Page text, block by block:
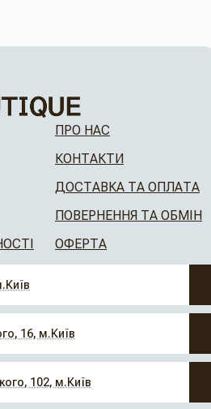
ПРО НАС
КОНТАКТИ
ДОСТАВКА ТА ОПЛАТА
ПОВЕРНЕННЯ ТА ОБМІН
ОФЕРТА
16, м.Київ
102, м.Київ